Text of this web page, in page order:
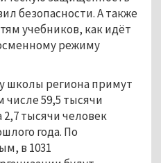
безопасности. А также
учебников, как идёт
режиму
школы региона примут
числе 59,5 тысячи
тысячи человек
года. По
в 1031